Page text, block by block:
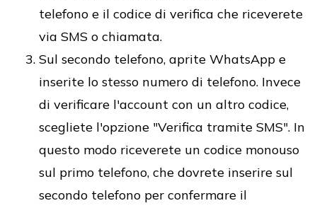
telefono e il codice di verifica che riceverete
via SMS o chiamata.
Sul secondo telefono, aprite WhatsApp e
inserite lo stesso numero di telefono. Invece
di verificare l'account con un altro codice,
scegliete l'opzione "Verifica tramite SMS". In
questo modo riceverete un codice monouso
sul primo telefono, che dovrete inserire sul
secondo telefono per confermare il